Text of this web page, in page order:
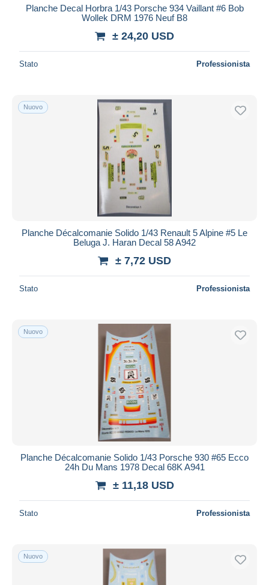
Maestro
Residenza del venditore
Aggiorna
Planche Decal Horbra 1/43 Porsche 934 Vaillant #6 Bob
Wollek DRM 1976 Neuf B8
± 24,20 USD
Stato Professionista
Nuovo
Planche Décalcomanie Solido 1/43 Renault 5 Alpine #5 Le
Beluga J. Haran Decal 58 A942
± 7,72 USD
Stato Professionista
Nuovo
Planche Décalcomanie Solido 1/43 Porsche 930 #65 Ecco
24h Du Mans 1978 Decal 68K A941
± 11,18 USD
Stato Professionista
Nuovo